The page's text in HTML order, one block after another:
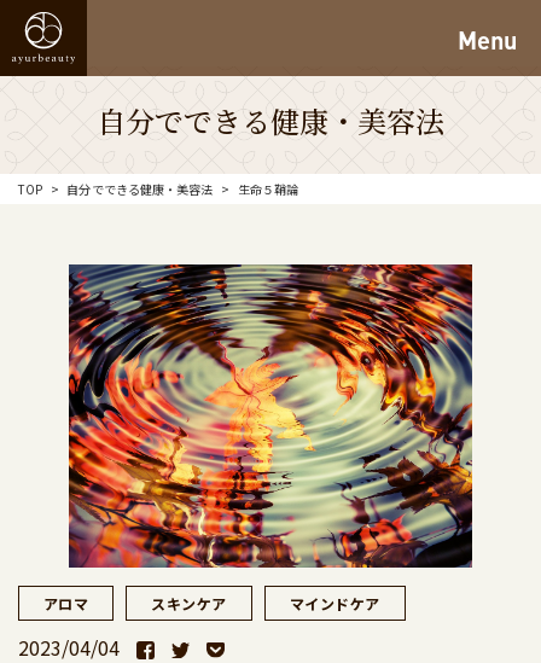
Menu
自分でできる健康・美容法
TOP 自分でできる健康・美容法 生命５鞘論
アロマ スキンケア マインドケア
2023/04/04